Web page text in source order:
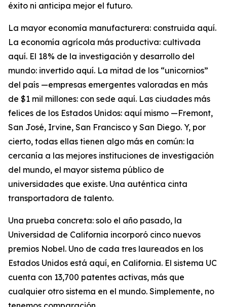
éxito ni anticipa mejor el futuro.
La mayor economía manufacturera: construida aquí.
La economía agrícola más productiva: cultivada
aquí. El 18% de la investigación y desarrollo del
mundo: invertido aquí. La mitad de los “unicornios”
del país —empresas emergentes valoradas en más
de $1 mil millones: con sede aquí. Las ciudades más
felices de los Estados Unidos: aquí mismo —Fremont,
San José, Irvine, San Francisco y San Diego. Y, por
cierto, todas ellas tienen algo más en común: la
cercanía a las mejores instituciones de investigación
del mundo, el mayor sistema público de
universidades que existe. Una auténtica cinta
transportadora de talento.
Una prueba concreta: solo el año pasado, la
Universidad de California incorporó cinco nuevos
premios Nobel. Uno de cada tres laureados en los
Estados Unidos está aquí, en California. El sistema UC
cuenta con 13,700 patentes activas, más que
cualquier otro sistema en el mundo. Simplemente, no